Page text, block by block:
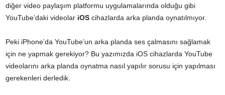
diğer video paylaşım platformu uygulamalarında olduğu gibi
YouTube’daki videolar iOS cihazlarda arka planda oynatılmıyor.
Peki iPhone’da YouTube’un arka planda ses çalmasını sağlamak
için ne yapmak gerekiyor? Bu yazımızda iOS cihazlarda YouTube
videolarını arka planda oynatma nasıl yapılır sorusu için yapılması
gerekenleri derledik.